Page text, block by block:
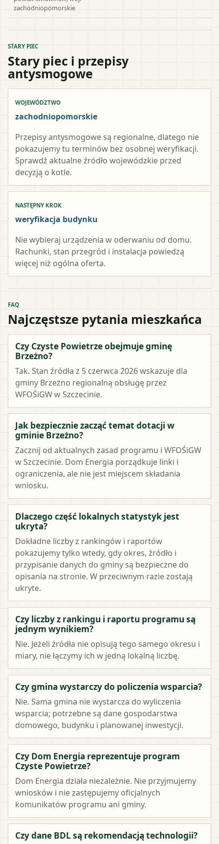
zachodniopomorskie
STARY PIEC
Stary piec i przepisy
antysmogowe
WOJEWÓDZTWO
zachodniopomorskie
Przepisy antysmogowe są regionalne, dlatego nie
pokazujemy tu terminów bez osobnej weryfikacji.
Sprawdź aktualne źródło wojewódzkie przed
decyzją o kotle.
NASTĘPNY KROK
weryfikacja budynku
Nie wybieraj urządzenia w oderwaniu od domu.
Rachunki, stan przegród i instalacja powiedzą
więcej niż ogólna oferta.
FAQ
Najczęstsze pytania mieszkańca
Czy Czyste Powietrze obejmuje gminę
Brzeżno?
Tak. Stan źródła z 5 czerwca 2026 wskazuje dla
gminy Brzeżno regionalną obsługę przez
WFOŚiGW w Szczecinie.
Jak bezpiecznie zacząć temat dotacji w
gminie Brzeżno?
Zacznij od aktualnych zasad programu i WFOŚiGW
w Szczecinie. Dom Energia porządkuje linki i
ograniczenia, ale nie jest miejscem składania
wniosku.
Dlaczego część lokalnych statystyk jest
ukryta?
Dokładne liczby z rankingów i raportów
pokazujemy tylko wtedy, gdy okres, źródło i
przypisanie danych do gminy są bezpieczne do
opisania na stronie. W przeciwnym razie zostają
ukryte.
Czy liczby z rankingu i raportu programu są
jednym wynikiem?
Nie. Jeżeli źródła nie opisują tego samego okresu i
miary, nie łączymy ich w jedną lokalną liczbę.
Czy gmina wystarczy do policzenia wsparcia?
Nie. Sama gmina nie wystarcza do wyliczenia
wsparcia; potrzebne są dane gospodarstwa
domowego, budynku i planowanej inwestycji.
Czy Dom Energia reprezentuje program
Czyste Powietrze?
Dom Energia działa niezależnie. Nie przyjmujemy
wniosków i nie zastępujemy oficjalnych
komunikatów programu ani gminy.
Czy dane BDL są rekomendacją technologii?